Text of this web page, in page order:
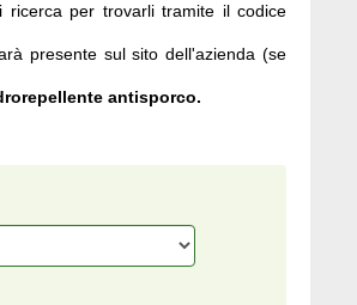
ricerca per trovarli tramite il codice
presente sul sito dell'azienda (se
antisporco.